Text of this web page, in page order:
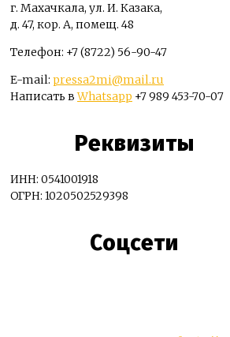
г. Махачкала, ул. И. Казака,
д. 47, кор. А, помещ. 48
Телефон: +7 (8722) 56-90-47
E-mail: pressa2mi@mail.ru
Написать вWhatsapp +7 989 453-70-07
Реквизиты
ИНН: 0541001918
ОГРН: 1020502529398
Соцсети